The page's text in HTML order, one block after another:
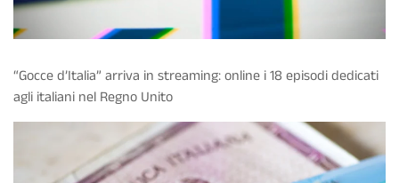
“Gocce d’Italia” arriva in streaming: online i 18 episodi dedicati
agli italiani nel Regno Unito